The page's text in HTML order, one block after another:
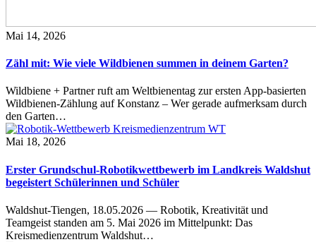
Mai 14, 2026
Zähl mit: Wie viele Wildbienen summen in deinem Garten?
Wildbiene + Partner ruft am Weltbienentag zur ersten App-basierten
Wildbienen-Zählung auf Konstanz – Wer gerade aufmerksam durch
den Garten…
Mai 18, 2026
Erster Grundschul-Robotikwettbewerb im Landkreis Waldshut
begeistert Schülerinnen und Schüler
Waldshut-Tiengen, 18.05.2026 — Robotik, Kreativität und
Teamgeist standen am 5. Mai 2026 im Mittelpunkt: Das
Kreismedienzentrum Waldshut…